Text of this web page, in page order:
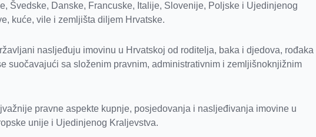
Švedske, Danske, Francuske, Italije, Slovenije, Poljske i Ujedinjenog
kuće, vile i zemljišta diljem Hrvatske.
nasljeđuju imovinu u Hrvatskoj od roditelja, baka i djedova, rođaka
suočavajući sa složenim pravnim, administrativnim i zemljišnoknjižnim
pravne aspekte kupnje, posjedovanja i nasljeđivanja imovine u
unije i Ujedinjenog Kraljevstva.